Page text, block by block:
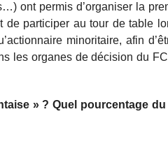
ont permis d’organiser la
de participer au tour de table
minoritaire, afin
les organes de décision du
» ? Quel pourcentage